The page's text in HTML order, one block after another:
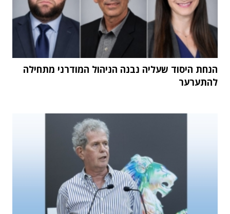
הנחת היסוד שעליה נבנה הניהול המודרני מתחילה
להתערער